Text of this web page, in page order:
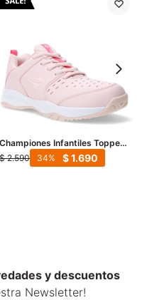
Championes Infantiles Topper
Rod II Kids - Rosa - Rosa Coral
$ 2.590 $1.690
34
y descuentos
Newsletter!